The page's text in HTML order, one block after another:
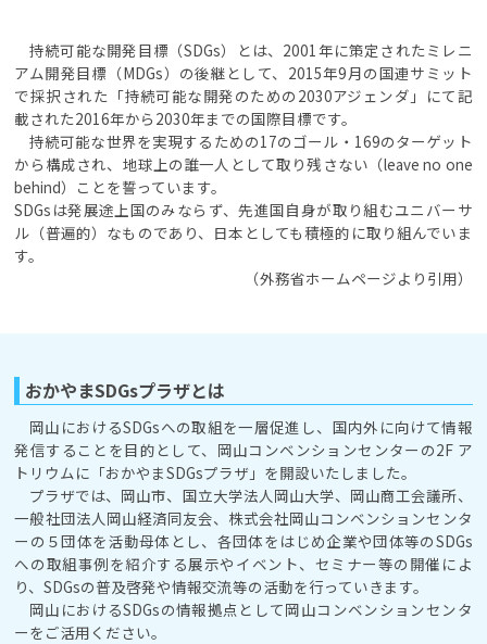
持続可能な開発目標（SDGs）とは、2001年に策定されたミレニ
アム開発目標（MDGs）の後継として、2015年9月の国連サミット
で採択された「持続可能な開発のための2030アジェンダ」にて記
載された2016年から2030年までの国際目標です。
持続可能な世界を実現するための17のゴール・169のターゲット
から構成され、地球上の誰一人として取り残さない（leave no one
behind）ことを誓っています。
SDGsは発展途上国のみならず、先進国自身が取り組むユニバーサ
ル（普遍的）なものであり、日本としても積極的に取り組んでいま
す。
（外務省ホームページより引用）
おかやまSDGsプラザとは
岡山におけるSDGsへの取組を一層促進し、国内外に向けて情報
発信することを目的として、岡山コンベンションセンターの2F ア
トリウムに「おかやまSDGsプラザ」を開設いたしました。
プラザでは、岡山市、国立大学法人岡山大学、岡山商工会議所、
一般社団法人岡山経済同友会、株式会社岡山コンベンションセンタ
ーの５団体を活動母体とし、各団体をはじめ企業や団体等のSDGs
への取組事例を紹介する展示やイベント、セミナー等の開催によ
り、SDGsの普及啓発や情報交流等の活動を行っていきます。
岡山におけるSDGsの情報拠点として岡山コンベンションセンタ
ーをご活用ください。